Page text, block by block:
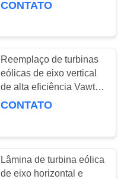
CONTATO
Reemplaço de turbinas
eólicas de eixo vertical
de alta eficiência Vawt
hawt Blade
CONTATO
Lâmina de turbina eólica
de eixo horizontal e